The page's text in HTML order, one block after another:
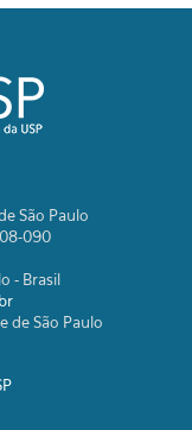
São Paulo
090
- Brasil
de São Paulo